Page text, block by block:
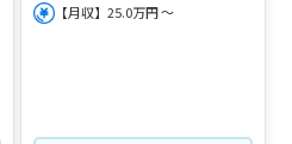
【月収】25.0万円 ～